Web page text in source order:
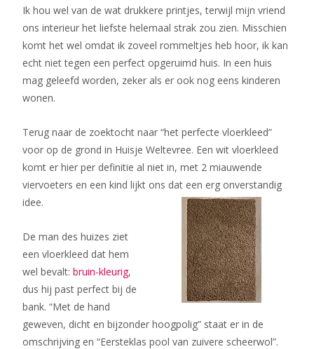
Ik hou wel van de wat drukkere printjes, terwijl mijn vriend
ons interieur het liefste helemaal strak zou zien. Misschien
komt het wel omdat ik zoveel rommeltjes heb hoor, ik kan
echt niet tegen een perfect opgeruimd huis. In een huis
mag geleefd worden, zeker als er ook nog eens kinderen
wonen.
Terug naar de zoektocht naar “het perfecte vloerkleed”
voor op de grond in Huisje Weltevree. Een wit vloerkleed
komt er hier per definitie al niet in, met 2 miauwende
viervoeters en een kind lijkt ons dat een erg onverstandig
idee.
De man des huizes ziet
een vloerkleed dat hem
wel bevalt: bruin-kleurig,
dus hij past perfect bij de
bank. “Met de hand
geweven, dicht en bijzonder hoogpolig” staat er in de
omschrijving en “Eersteklas pool van zuivere scheerwol”.